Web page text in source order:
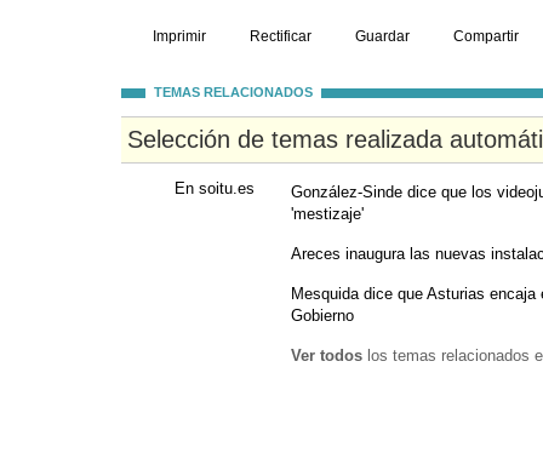
Imprimir Rectificar Guardar Compartir
TEMAS RELACIONADOS
Selección de temas realizada
En soitu.es
González-Sinde dice que los
'mestizaje'
Areces inaugura las nuevas
Mesquida dice que Asturias
Gobierno
Ver todos los temas relacionados